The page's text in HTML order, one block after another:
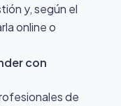
y, según el
online o
con
de